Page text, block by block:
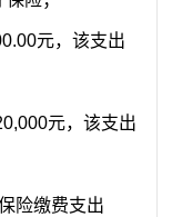
元，该支出
,000元，该支出
险缴费支出